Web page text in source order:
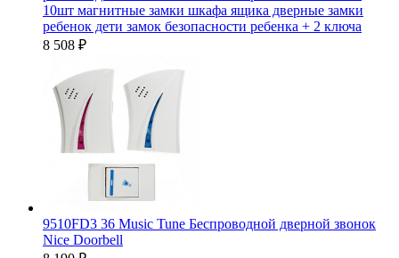
10шт магнитные замки шкафа ящика дверные замки
ребенок дети замок безопасности ребенка + 2 ключа
8 508 ₽
9510FD3 36 Music Tune Беспроводной дверной звонок
Nice Doorbell